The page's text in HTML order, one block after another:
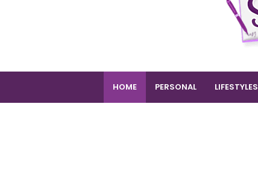
HOME PERSONAL LIFESTYLES